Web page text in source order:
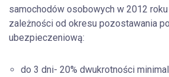
samochodów osobowych w 2012 roku
zależności od okresu pozostawania
ubezpieczeniową:
do 3 dni- 20% dwukrotności